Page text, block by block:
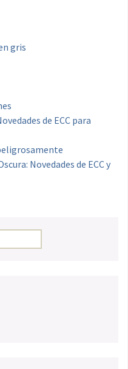
gris
de ECC para
Novedades de ECC y